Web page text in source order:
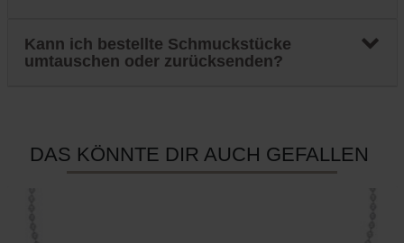
Kann ich bestellte Schmuckstücke
umtauschen oder zurücksenden?
DAS KÖNNTE DIR AUCH GEFALLEN